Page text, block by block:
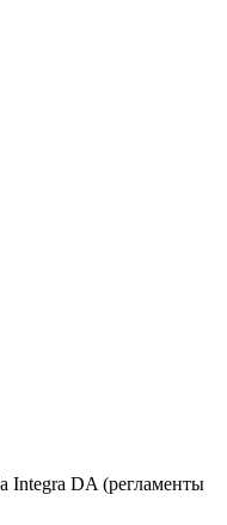
Integra DA (регламенты